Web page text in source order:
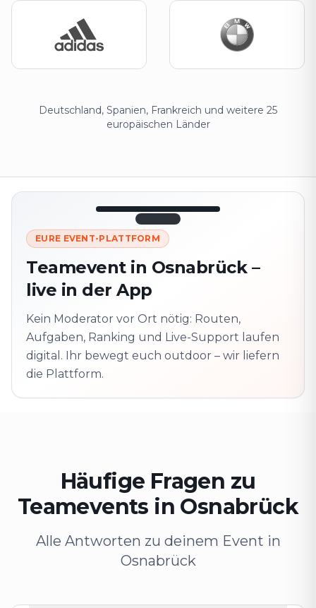
Deutschland, Spanien, Frankreich und weitere 25
europäischen Länder
LIVE 12:45
Nächster
Punkt
320 m ·
zusammen
Vor Ort? QR-Code
Schaltet die nächste
EURE EVENT-PLATTFORM
Teamevent in Osnabrück –
live in der App
Kein Moderator vor Ort nötig: Routen,
Aufgaben, Ranking und Live-Support laufen
digital. Ihr bewegt euch outdoor – wir liefern
die Plattform.
Häufige Fragen zu
Teamevents in Osnabrück
Alle Antworten zu deinem Event in
Osnabrück